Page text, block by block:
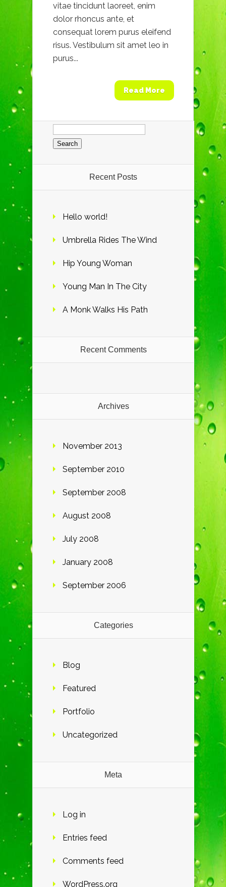
vitae tincidunt laoreet, enim
dolor rhoncus ante, et
consequat lorem purus eleifend
risus. Vestibulum sit amet leo in
purus...
Read More
Search
for:
Recent Posts
Hello world!
Umbrella Rides The Wind
Hip Young Woman
Young Man In The City
A Monk Walks His Path
Recent Comments
Archives
November 2013
September 2010
September 2008
August 2008
July 2008
January 2008
September 2006
Categories
Blog
Featured
Portfolio
Uncategorized
Meta
Log in
Entries feed
Comments feed
WordPress.org